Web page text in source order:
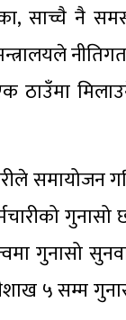
साच्चै नै
ठाउँमा
गुनासो
५ सम्म